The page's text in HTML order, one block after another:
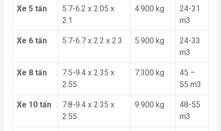
Xe 5 tấn
5.7-6.2 x 2.05 x
2.1
4.900 kg
24-31
m3
Xe 6 tấn 5.7-6.7 x 2.2 x 2.3 5.900 kg
24-33
m3
Xe 8 tấn
7.5-9.4 x 2.35 x
2.55
7.300 kg
45 –
55 m3
Xe 10 tấn
7.8-9.4 x 2.35 x
2.55
9.900 kg
48-55
m3